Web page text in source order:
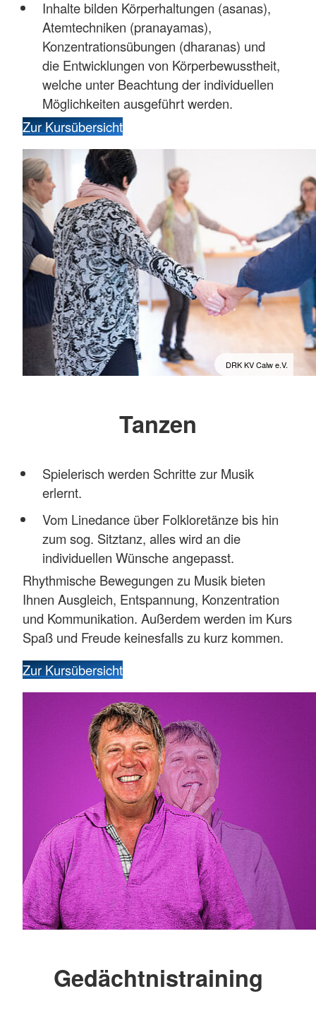
Inhalte bilden Körperhaltungen (asanas),
Atemtechniken (pranayamas),
Konzentrationsübungen (dharanas) und
die Entwicklungen von Körperbewusstheit,
welche unter Beachtung der individuellen
Möglichkeiten ausgeführt werden.
Zur Kursübersicht
DRK KV Calw e.V.
Tanzen
Spielerisch werden Schritte zur Musik
erlernt.
Vom Linedance über Folkloretänze bis hin
zum sog. Sitztanz, alles wird an die
individuellen Wünsche angepasst.
Rhythmische Bewegungen zu Musik bieten
Ihnen Ausgleich, Entspannung, Konzentration
und Kommunikation. Außerdem werden im Kurs
Spaß und Freude keinesfalls zu kurz kommen.
Zur Kursübersicht
Gedächtnistraining